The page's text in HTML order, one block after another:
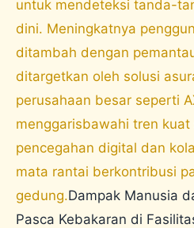
untuk mendeteksi tanda-
dini. Meningkatnya
ditambah dengan
ditargetkan oleh solusi
perusahaan besar seperti
menggarisbawahi tren
pencegahan digital dan
mata rantai berkontribusi
gedung.Dampak Manusia
Pasca Kebakaran di